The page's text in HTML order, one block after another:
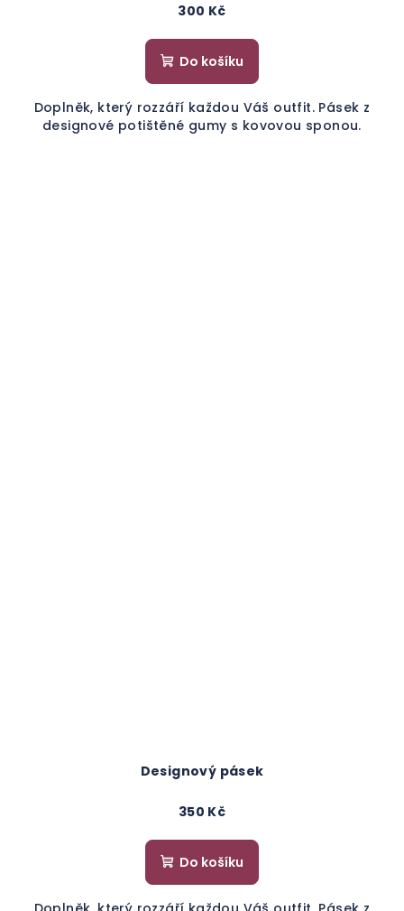
300 Kč
Do košíku
Doplněk, který rozzáří každou Váš outfit. Pásek z
designové potištěné gumy s kovovou sponou.
Designový pásek
350 Kč
Do košíku